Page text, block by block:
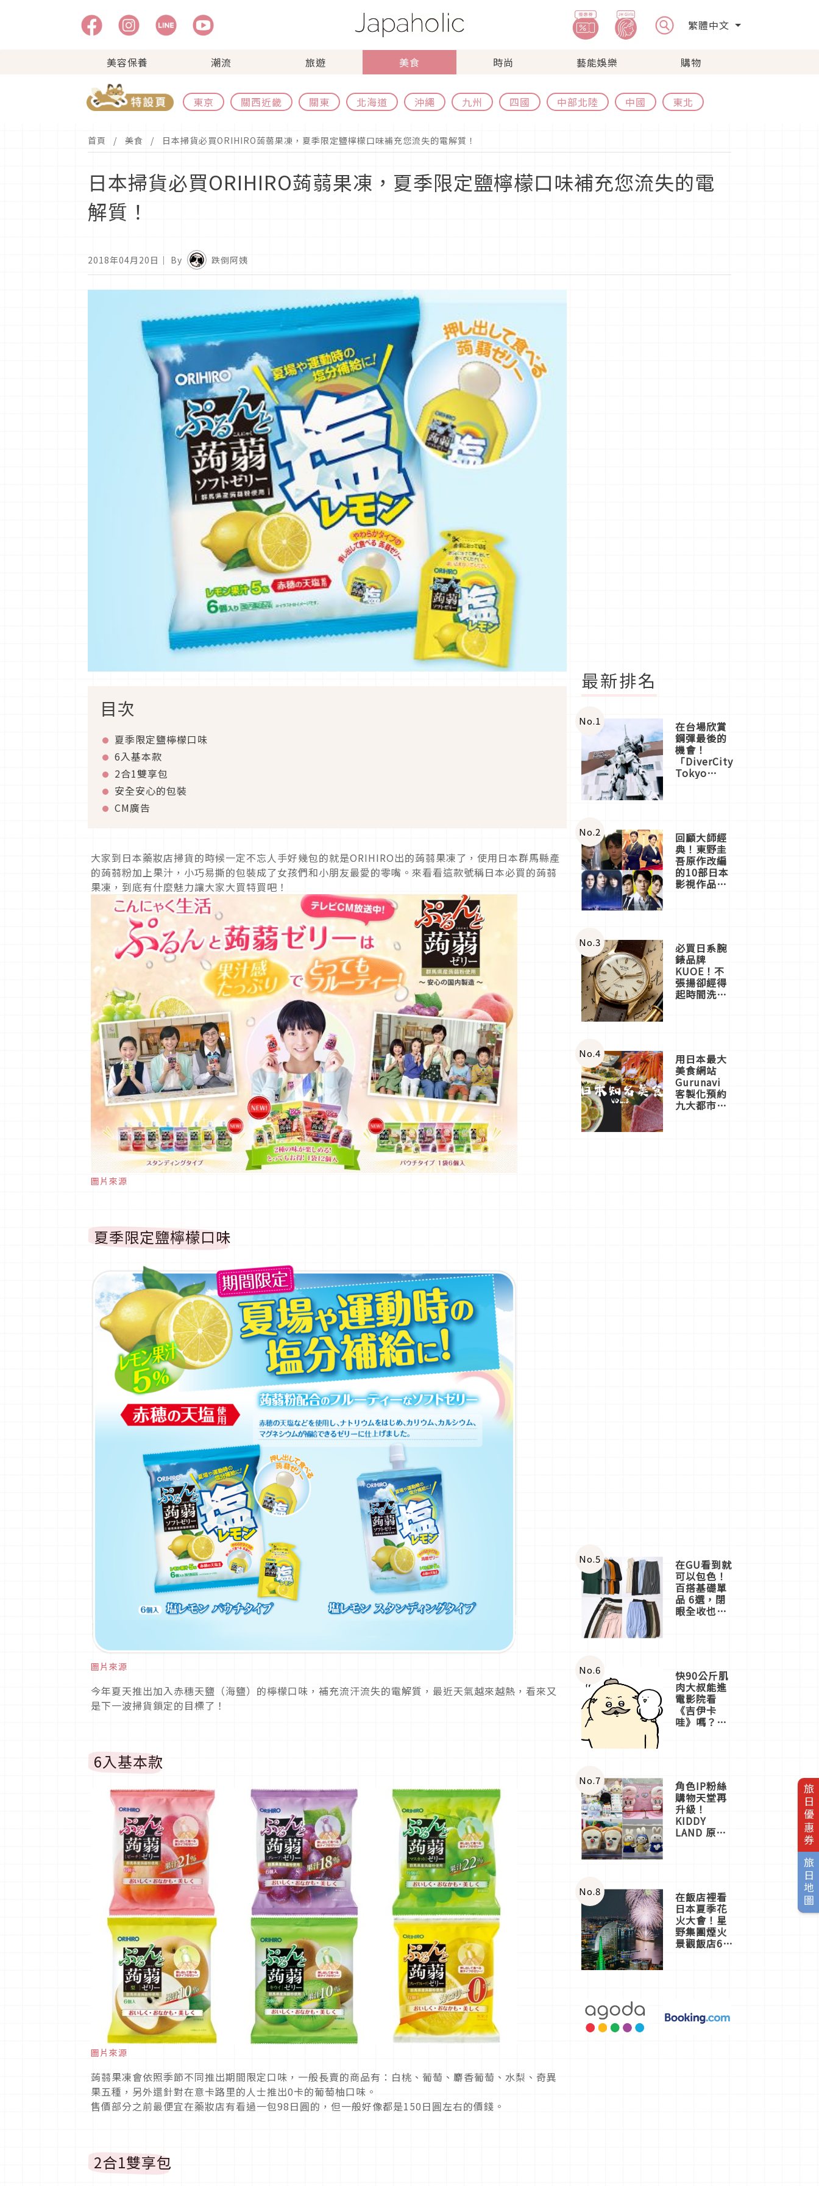
繁體中文
美容保養 潮流 旅遊 美食 時尚 藝能娛樂 購物
東京 關西近畿 關東 北海道 沖繩 九州 四國 中部北陸 中國 東北
旅日優惠券
旅日地圖
首頁 美食 日本掃貨必買ORIHIRO蒟蒻果凍，夏季限定鹽檸檬口味補充您流失的電解質！
日本掃貨必買ORIHIRO蒟蒻果凍，夏季限定鹽檸檬口味補充您流失的電
解質！
2018年04月20日 ｜ By 跌倒阿姨
目次
夏季限定鹽檸檬口味
6入基本款
2合1雙享包
安全安心的包裝
CM廣告
大家到日本藥妝店掃貨的時候一定不忘人手好幾包的就是ORIHIRO出的蒟蒻果凍了，使用日本群馬縣產
的蒟蒻粉加上果汁，小巧易撕的包裝成了女孩們和小朋友最愛的零嘴。來看看這款號稱日本必買的蒟蒻
果凍，到底有什麼魅力讓大家大買特買吧！
圖片來源
夏季限定鹽檸檬口味
圖片來源
今年夏天推出加入赤穗天鹽（海鹽）的檸檬口味，補充流汗流失的電解質，最近天氣越來越熱，看來又
是下一波掃貨鎖定的目標了！
6入基本款
圖片來源
蒟蒻果凍會依照季節不同推出期間限定口味，一般長賣的商品有：白桃、葡萄、麝香葡萄、水梨、奇異
果五種，另外還針對在意卡路里的人士推出0卡的葡萄柚口味。
售價部分之前最便宜在藥妝店有看過一包98日圓的，但一般好像都是150日圓左右的價錢。
2合1雙享包
最新排名
No.1 在台場欣賞
鋼彈最後的
機會！
「DiverCity
Tokyo
體驗
No.2 回顧大師經
典！東野圭
吾原作改編
的10部日本
影視作品推
No.3 必買日系腕
錶品牌
KUOE！不
張揚卻經得
起時間洗鍊
No.4 用日本最大
美食網站
Gurunavi
客製化預約
九大都市餐
No.5 在GU看到就
可以包色！
百搭基礎單
品 6選，閉
眼全收也不
No.6 快90公斤肌
肉大叔能進
電影院看
《吉伊卡
哇》嗎？日
一同給出了
答案
No.7 角色IP粉絲
購物天堂再
升級！
KIDDY
LAND 原宿
店3分即達
No.8 在飯店裡看
日本夏季花
火大會！星
野集團煙火
景觀飯店6